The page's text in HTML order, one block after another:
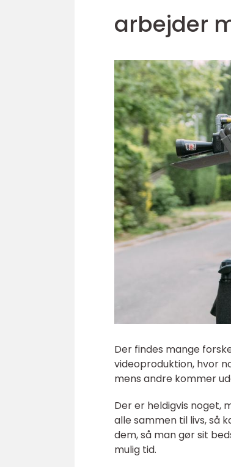
arbejder
Der findes mange
videoproduktion, hvor
mens andre kommer
Der er heldigvis noget,
alle sammen til livs, så
dem, så man gør sit
mulig tid.